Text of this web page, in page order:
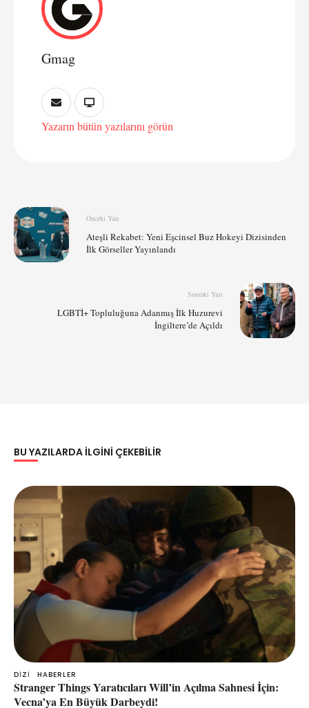
Gmag
Yazarın bütün yazılarını görün
Önceki Yazı
Ateşli Rekabet: Yeni Eşcinsel Buz Hokeyi Dizisinden
İlk Görseller Yayınlandı
Sonraki Yazı
LGBTİ+ Topluluğuna Adanmış İlk Huzurevi
İngiltere’de Açıldı
BU YAZILARDA ILGINI ÇEKEBILIR
DIZI HABERLER
Stranger Things Yaratıcıları Will’in Açılma Sahnesi İçin:
Vecna’ya En Büyük Darbeydi!